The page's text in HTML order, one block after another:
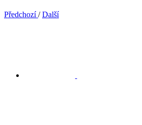
Předchozí / Další